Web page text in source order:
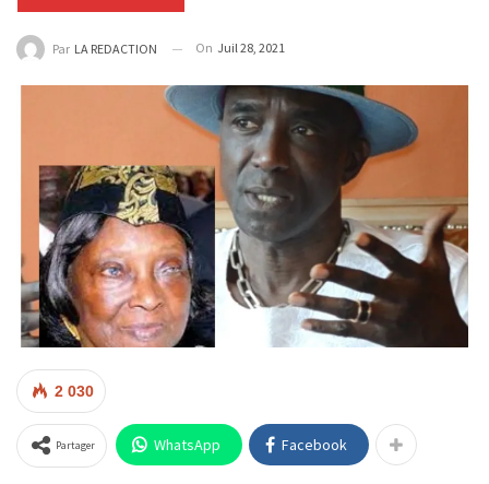
Par LA REDACTION On Juil 28, 2021
2 030
Partager WhatsApp Facebook